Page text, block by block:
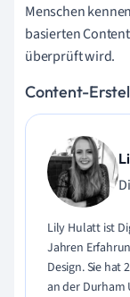
Menschen
basierten
überprüft wird.
Content-
Lily Hulatt ist
Jahren
Design. Sie
an der Durham